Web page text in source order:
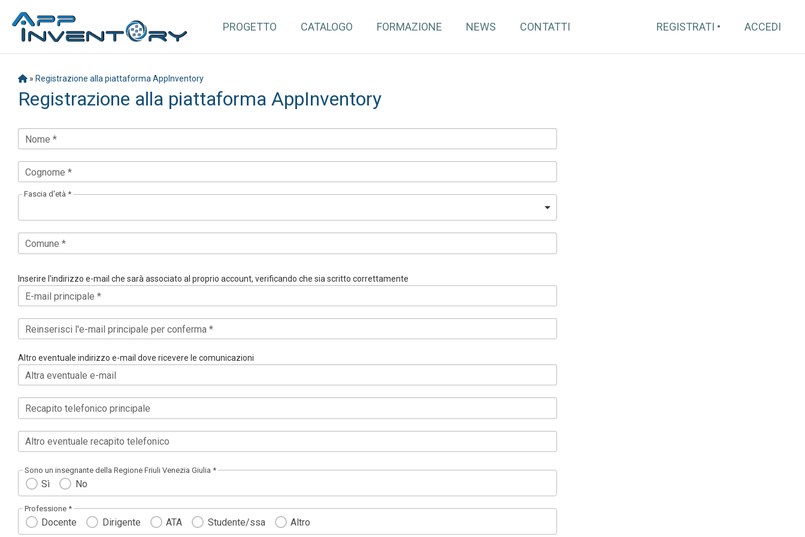
PROGETTO CATALOGO FORMAZIONE NEWS CONTATTI REGISTRATI ACCEDI
» Registrazione alla piattaforma AppInventory
Registrazione alla piattaforma AppInventory
Nome *
Cognome *
Fascia d'età *
Comune *
Inserire l'indirizzo e-mail che sarà associato al proprio account, verificando che sia scritto correttamente
E-mail principale *
Reinserisci l'e-mail principale per conferma *
Altro eventuale indirizzo e-mail dove ricevere le comunicazioni
Altra eventuale e-mail
Recapito telefonico principale
Altro eventuale recapito telefonico
Sono un insegnante della Regione Friuli Venezia Giulia *
Sì No
Professione *
Docente Dirigente ATA Studente/ssa Altro